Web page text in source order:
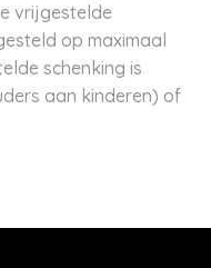
vrijgestelde
op maximaal
schenking is
aan kinderen) of